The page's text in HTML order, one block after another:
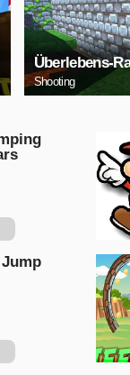
Überlebens-
Shooting